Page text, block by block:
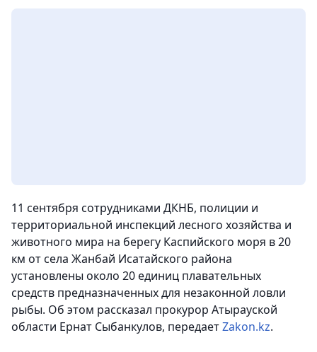
11 сентября сотрудниками ДКНБ, полиции и
территориальной инспекций лесного хозяйства и
животного мира на берегу Каспийского моря в 20
км от села Жанбай Исатайского района
установлены около 20 единиц плавательных
средств предназначенных для незаконной ловли
рыбы. Об этом рассказал прокурор Атырауской
области Ернат Сыбанкулов, передаетZakon.kz.